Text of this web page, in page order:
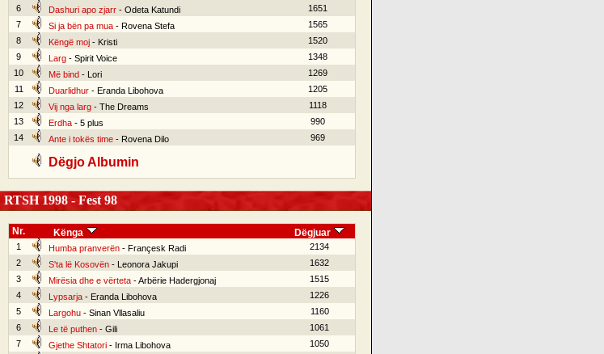
6
Dashuri apo zjarr- Odeta Katundi
1651
7
Si ja bën pa mua- Rovena Stefa
1565
8
Këngë moj- Kristi
1520
9
Larg- Spirit Voice
1348
10
Më bind- Lori
1269
11
Duarlidhur- Eranda Libohova
1205
12
Vij nga larg- The Dreams
1118
13
Erdha- 5 plus
990
14
Ante i tokës time- Rovena Dilo 969
Dëgjo Albumin
RTSH 1998 - Fest 98
Nr. Kënga Dëgjuar
1 Humba pranverën- Françesk Radi
2134
2
S'ta lë Kosovën- Leonora Jakupi
1632
3
Mirësia dhe e vërteta- Arbërie Hadergjonaj
1515
4
Lypsarja- Eranda Libohova
1226
5
Largohu- Sinan Vllasaliu
1160
6
Le të puthen- Gili
1061
7
Gjethe Shtatori- Irma Libohova
1050